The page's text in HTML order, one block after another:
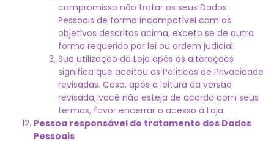
compromisso não tratar os seus Dados
Pessoais de forma incompatível com os
objetivos descritos acima, exceto se de outra
forma requerido por lei ou ordem judicial.
Sua utilização da Loja após as alterações
significa que aceitou as Políticas de Privacidade
revisadas. Caso, após a leitura da versão
revisada, você não esteja de acordo com seus
termos, favor encerrar o acesso à Loja.
Pessoa responsável do tratamento dos Dados
Pessoais